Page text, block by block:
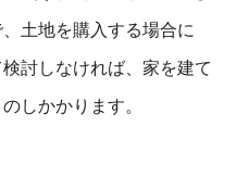
土地を購入する場合に
討しなければ、家を建て
しかかります。